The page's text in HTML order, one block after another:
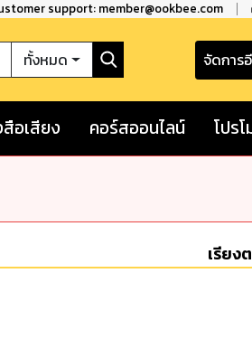
support: member@ookbee.com
ทั้งหมด จัดการ
อเสียง คอร์สออนไลน์ โปร
เรียง